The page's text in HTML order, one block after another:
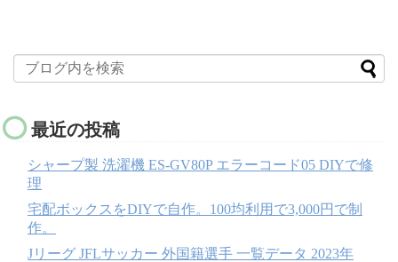
最近の投稿
シャープ製 洗濯機 ES-GV80P エラーコード05 DIYで修
理
宅配ボックスをDIYで自作。100均利用で3,000円で制
作。
Jリーグ JFLサッカー 外国籍選手 一覧データ 2023年